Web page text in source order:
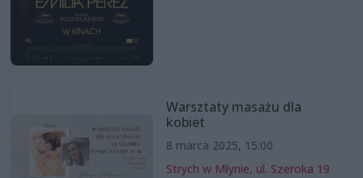
Warsztaty masażu dla
kobiet
8 marca 2025, 15:00
Strych w Młynie, ul. Szeroka 19